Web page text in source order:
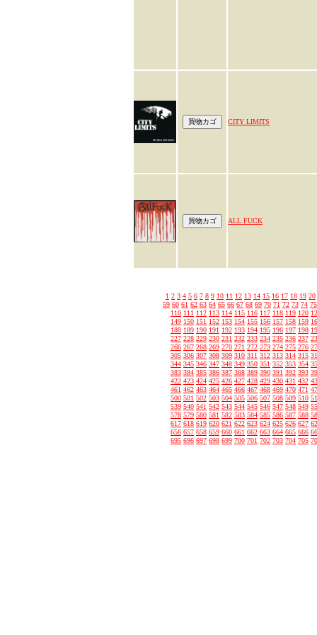
CITY LIMITS
ALL FUCK
1 2 3 4 5 6 7 8 9 10 11 12 13 14 15 16 17 18 19 20
59 60 61 62 63 64 65 66 67 68 69 70 71 72 73 74 75
110 111 112 113 114 115 116 117 118 119 120
149 150 151 152 153 154 155 156 157 158 159
188 189 190 191 192 193 194 195 196 197 198
227 228 229 230 231 232 233 234 235 236 237
266 267 268 269 270 271 272 273 274 275 276
305 306 307 308 309 310 311 312 313 314 315
344 345 346 347 348 349 350 351 352 353 354
383 384 385 386 387 388 389 390 391 392 393
422 423 424 425 426 427 428 429 430 431 432
461 462 463 464 465 466 467 468 469 470 471
500 501 502 503 504 505 506 507 508 509 510
539 540 541 542 543 544 545 546 547 548 549
578 579 580 581 582 583 584 585 586 587 588
617 618 619 620 621 622 623 624 625 626 627
656 657 658 659 660 661 662 663 664 665 666
695 696 697 698 699 700 701 702 703 704 705